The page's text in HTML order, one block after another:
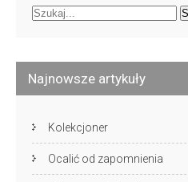
Najnowsze artykuły
Kolekcjoner
Ocalić od zapomnienia